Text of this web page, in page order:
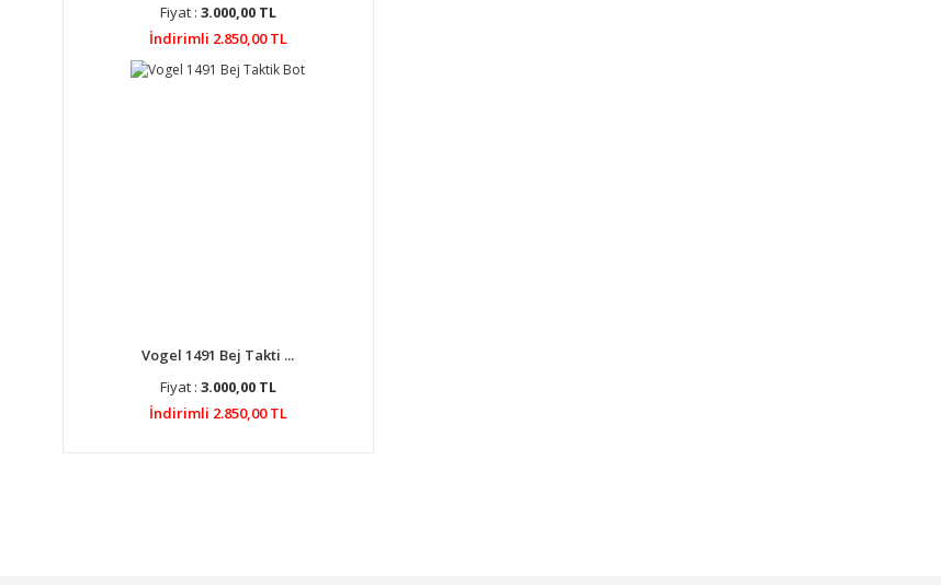
Fiyat : 3.000,00 TL
İndirimli 2.850,00 TL
Vogel 1491 Bej Takti ...
Fiyat : 3.000,00 TL
İndirimli 2.850,00 TL